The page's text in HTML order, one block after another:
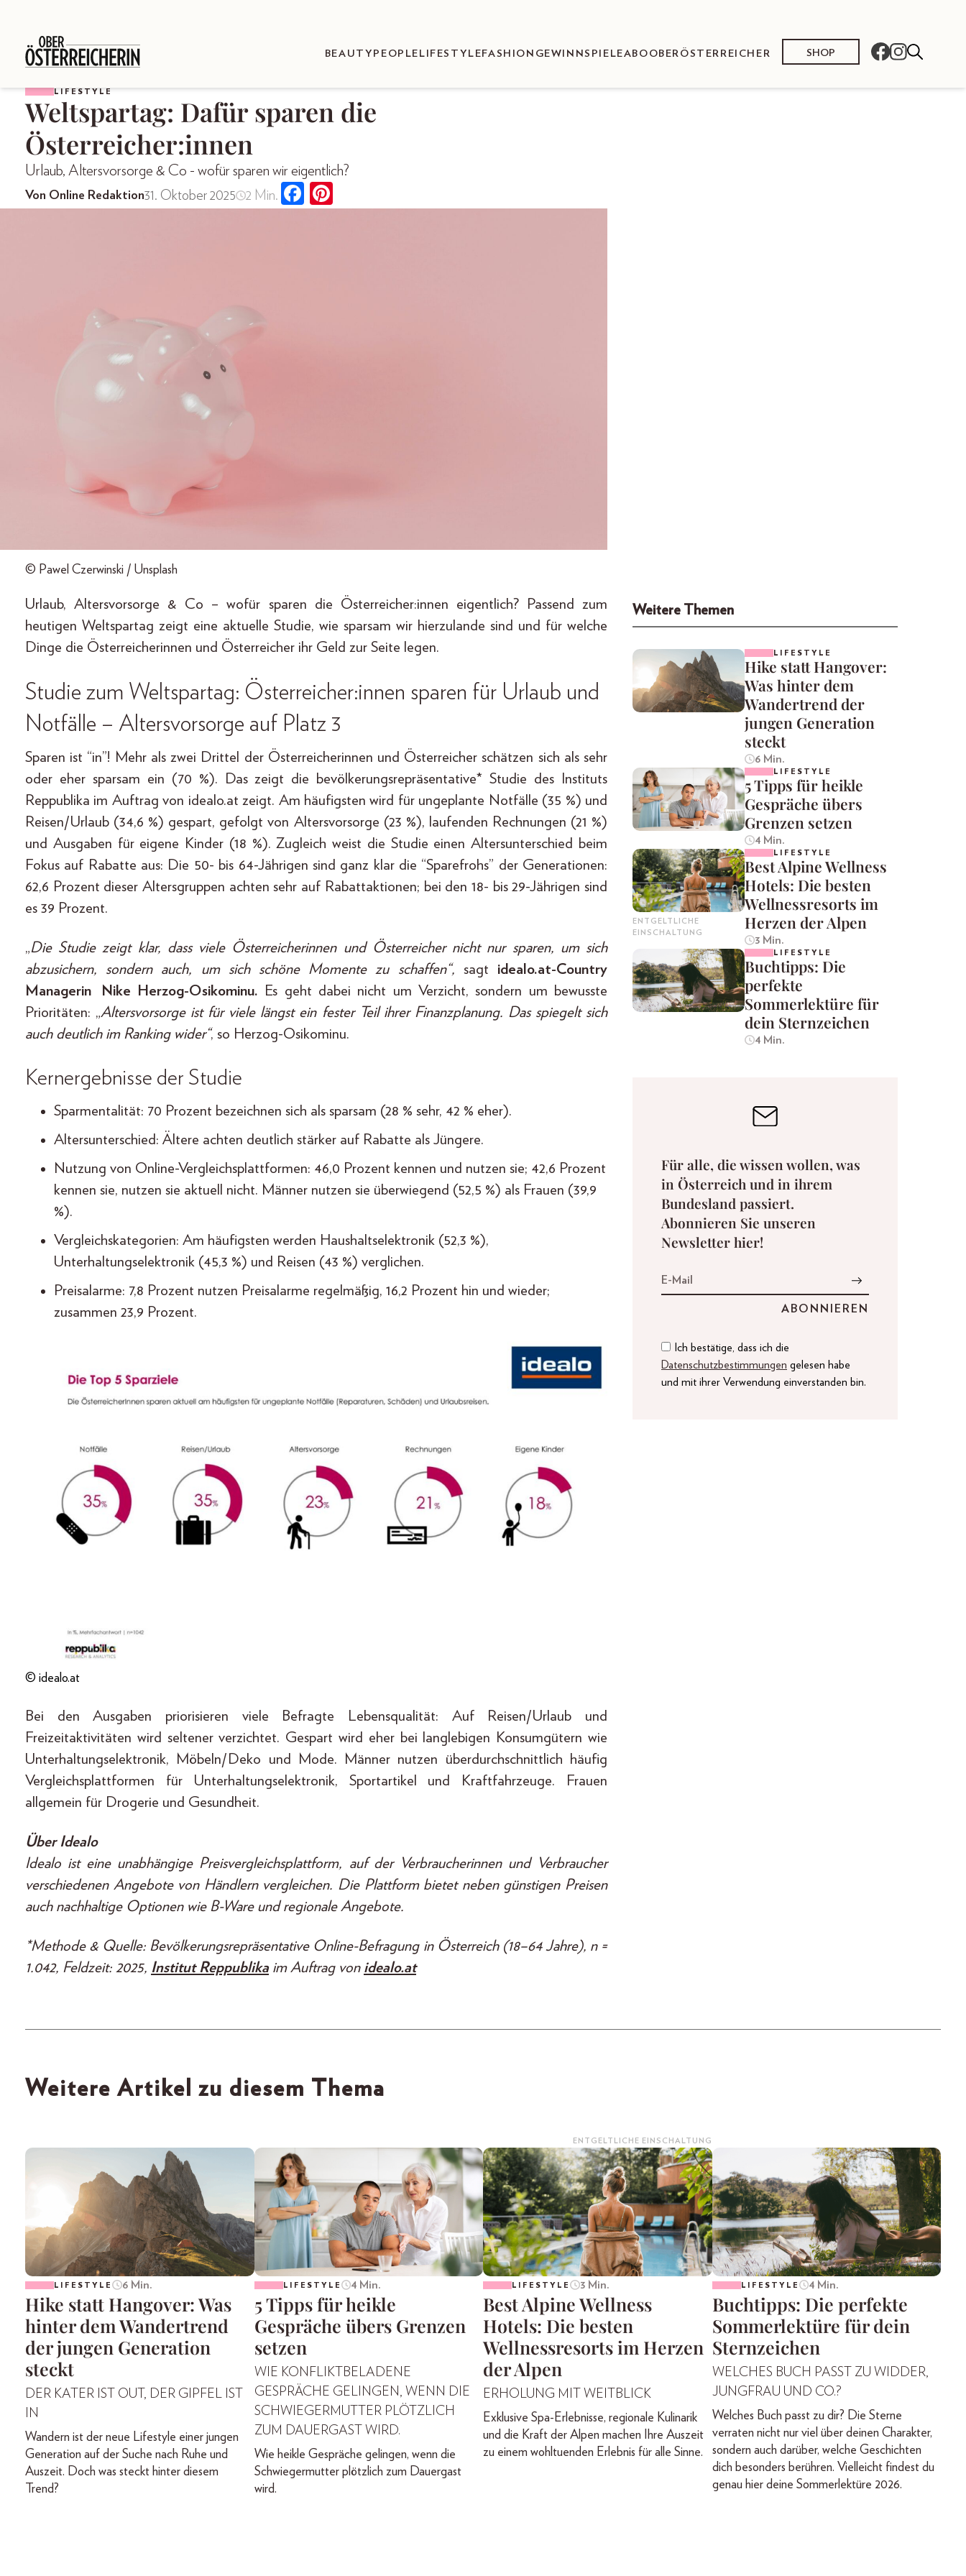
BEAUTY PEOPLE LIFESTYLEFASHION GEWINNSPIELEABO OBERÖSTERREICHER SHOP
LIFESTYLE
Weltspartag: Dafür sparen die
Österreicher:innen
Urlaub, Altersvorsorge & Co - wofür sparen wir eigentlich?
Von Online Redaktion31. Oktober 2025 2 Min.
© Pawel Czerwinski / Unsplash
Urlaub, Altersvorsorge & Co – wofür sparen die Österreicher:innen eigentlich? Passend zum
heutigen Weltspartag zeigt eine aktuelle Studie, wie sparsam wir hierzulande sind und für welche
Dinge die Österreicherinnen und Österreicher ihr Geld zur Seite legen.
Studie zum Weltspartag: Österreicher:innen sparen für Urlaub und
Notfälle – Altersvorsorge auf Platz 3
Sparen ist “in”! Mehr als zwei Drittel der Österreicherinnen und Österreicher schätzen sich als sehr
oder eher sparsam ein (70 %). Das zeigt die bevölkerungsrepräsentative* Studie des Instituts
Reppublika im Auftrag von idealo.at zeigt. Am häufigsten wird für ungeplante Notfälle (35 %) und
Reisen/Urlaub (34,6 %) gespart, gefolgt von Altersvorsorge (23 %), laufenden Rechnungen (21 %)
und Ausgaben für eigene Kinder (18 %). Zugleich weist die Studie einen Altersunterschied beim
Fokus auf Rabatte aus: Die 50- bis 64-Jährigen sind ganz klar die “Sparefrohs” der Generationen:
62,6 Prozent dieser Altersgruppen achten sehr auf Rabattaktionen; bei den 18- bis 29-Jährigen sind
es 39 Prozent.
„Die Studie zeigt klar, dass viele Österreicherinnen und Österreicher nicht nur sparen, um sich
abzusichern, sondern auch, um sich schöne Momente zu schaffen“, sagt idealo.at-Country
Managerin Nike Herzog-Osikominu. Es geht dabei nicht um Verzicht, sondern um bewusste
Prioritäten: „Altersvorsorge ist für viele längst ein fester Teil ihrer Finanzplanung. Das spiegelt sich
auch deutlich im Ranking wider“, so Herzog-Osikominu.
Kernergebnisse der Studie
Sparmentalität: 70 Prozent bezeichnen sich als sparsam (28 % sehr, 42 % eher).
Altersunterschied: Ältere achten deutlich stärker auf Rabatte als Jüngere.
Nutzung von Online-Vergleichsplattformen: 46,0 Prozent kennen und nutzen sie; 42,6 Prozent
kennen sie, nutzen sie aktuell nicht. Männer nutzen sie überwiegend (52,5 %) als Frauen (39,9
%).
Vergleichskategorien: Am häufigsten werden Haushaltselektronik (52,3 %),
Unterhaltungselektronik (45,3 %) und Reisen (43 %) verglichen.
Preisalarme: 7,8 Prozent nutzen Preisalarme regelmäßig, 16,2 Prozent hin und wieder;
zusammen 23,9 Prozent.
© idealo.at
Bei den Ausgaben priorisieren viele Befragte Lebensqualität: Auf Reisen/Urlaub und
Freizeitaktivitäten wird seltener verzichtet. Gespart wird eher bei langlebigen Konsumgütern wie
Unterhaltungselektronik, Möbeln/Deko und Mode. Männer nutzen überdurchschnittlich häufig
Vergleichsplattformen für Unterhaltungselektronik, Sportartikel und Kraftfahrzeuge. Frauen
allgemein für Drogerie und Gesundheit.
Über Idealo
Idealo ist eine unabhängige Preisvergleichsplattform, auf der Verbraucherinnen und Verbraucher
verschiedenen Angebote von Händlern vergleichen. Die Plattform bietet neben günstigen Preisen
auch nachhaltige Optionen wie B-Ware und regionale Angebote.
*Methode & Quelle: Bevölkerungsrepräsentative Online-Befragung in Österreich (18–64 Jahre), n =
1.042, Feldzeit: 2025, Institut Reppublikaim Auftrag von idealo.at
Weitere Themen
LIFESTYLE
Hike statt Hangover:
Was hinter dem
Wandertrend der
jungen Generation
steckt
6 Min.
LIFESTYLE
5 Tipps für heikle
Gespräche übers
Grenzen setzen
4 Min.
ENTGELTLICHE
EINSCHALTUNG
LIFESTYLE
Best Alpine Wellness
Hotels: Die besten
Wellnessresorts im
Herzen der Alpen
3 Min.
LIFESTYLE
Buchtipps: Die
perfekte
Sommerlektüre für
dein Sternzeichen
4 Min.
Für alle, die wissen wollen, was
in Österreich und in ihrem
Bundesland passiert.
Abonnieren Sie unseren
Newsletter hier!
Ich bestätige, dass ich die
Datenschutzbestimmungen gelesen habe
und mit ihrer Verwendung einverstanden bin.
Weitere Artikel zu diesem Thema
LIFESTYLE 6 Min.
Hike statt Hangover: Was
hinter dem Wandertrend
der jungen Generation
steckt
DER KATER IST OUT, DER GIPFEL IST
IN
Wandern ist der neue Lifestyle einer jungen
Generation auf der Suche nach Ruhe und
Auszeit. Doch was steckt hinter diesem
Trend?
LIFESTYLE 4 Min.
5 Tipps für heikle
Gespräche übers Grenzen
setzen
WIE KONFLIKTBELADENE
GESPRÄCHE GELINGEN, WENN DIE
SCHWIEGERMUTTER PLÖTZLICH
ZUM DAUERGAST WIRD.
Wie heikle Gespräche gelingen, wenn die
Schwiegermutter plötzlich zum Dauergast
wird.
ENTGELTLICHE EINSCHALTUNG
LIFESTYLE 3 Min.
Best Alpine Wellness
Hotels: Die besten
Wellnessresorts im Herzen
der Alpen
ERHOLUNG MIT WEITBLICK
Exklusive Spa-Erlebnisse, regionale Kulinarik
und die Kraft der Alpen machen Ihre Auszeit
zu einem wohltuenden Erlebnis für alle Sinne.
LIFESTYLE 4 Min.
Buchtipps: Die perfekte
Sommerlektüre für dein
Sternzeichen
WELCHES BUCH PASST ZU WIDDER,
JUNGFRAU UND CO.?
Welches Buch passt zu dir? Die Sterne
verraten nicht nur viel über deinen Charakter,
sondern auch darüber, welche Geschichten
dich besonders berühren. Vielleicht findest du
genau hier deine Sommerlektüre 2026.